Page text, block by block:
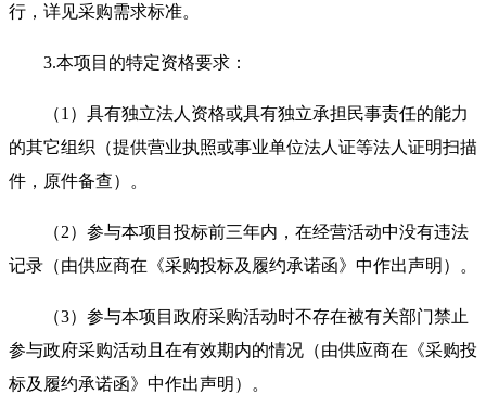
行，详见采购需求标准。
3.本项目的特定资格要求：
（1）具有独立法人资格或具有独立承担民事责任的能力
的其它组织（提供营业执照或事业单位法人证等法人证明扫描
件，原件备查）。
（2）参与本项目投标前三年内，在经营活动中没有违法
记录（由供应商在《采购投标及履约承诺函》中作出声明）。
（3）参与本项目政府采购活动时不存在被有关部门禁止
参与政府采购活动且在有效期内的情况（由供应商在《采购投
标及履约承诺函》中作出声明）。